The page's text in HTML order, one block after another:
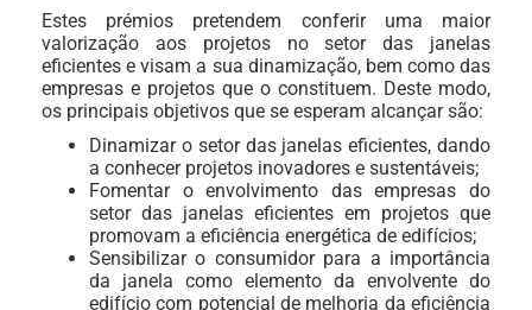
Estes prémios pretendem conferir uma maior
valorização aos projetos no setor das janelas
eficientes e visam a sua dinamização, bem como das
empresas e projetos que o constituem. Deste modo,
os principais objetivos que se esperam alcançarsão:
Dinamizar o setor das janelas eficientes, dando
a conhecer projetos inovadores e sustentáveis;
Fomentar o envolvimento das empresas do
setor das janelas eficientes em projetos que
promovam a eficiência energética de edifícios;
Sensibilizar o consumidor para a importância
da janela como elemento da envolvente do
edifício com potencial de melhoria da eficiência